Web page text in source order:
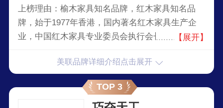
上榜理由：榆木家具知名品牌，红木家具知名品
牌，始于1977年香港，国内著名红木家具生产企
业，中国红木家具专业委员会执行会长，集研发、
【展开】
美联品牌详细介绍点击展开
TOP 3